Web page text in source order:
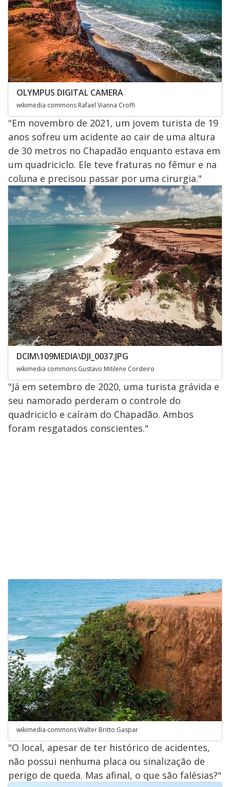
OLYMPUS DIGITAL CAMERA
wikimedia commons Rafael Vianna Croffi
"Em novembro de 2021, um jovem turista de 19
anos sofreu um acidente ao cair de uma altura
de 30 metros no Chapadão enquanto estava em
um quadriciclo. Ele teve fraturas no fêmur e na
coluna e precisou passar por uma cirurgia."
DCIM\109MEDIA\DJI_0037.JPG
wikimedia commons Gustavo Mitilene Cordeiro
"Já em setembro de 2020, uma turista grávida e
seu namorado perderam o controle do
quadriciclo e caíram do Chapadão. Ambos
foram resgatados conscientes."
wikimedia commons Walter Britto Gaspar
"O local, apesar de ter histórico de acidentes,
não possui nenhuma placa ou sinalização de
perigo de queda. Mas afinal, o que são falésias?"